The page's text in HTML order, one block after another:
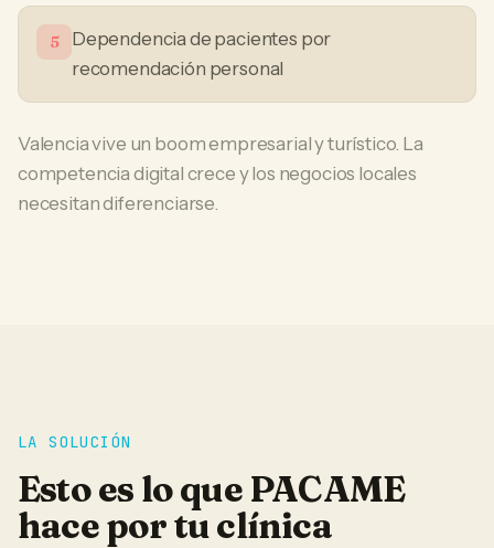
5
Dependencia de pacientes por
recomendación personal
Valencia vive un boom empresarial y turístico. La
competencia digital crece y los negocios locales
necesitan diferenciarse.
LA SOLUCIÓN
Esto es lo que PACAME
hace por tuclínica